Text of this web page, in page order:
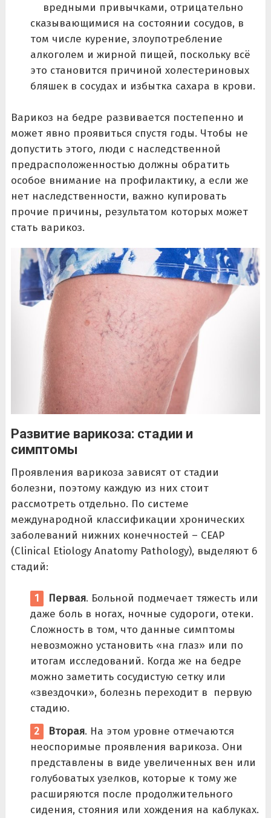
вредными привычками, отрицательно
сказывающимися на состоянии сосудов, в
том числе курение, злоупотребление
алкоголем и жирной пищей, поскольку всё
это становится причиной холестериновых
бляшек в сосудах и избытка сахара в крови.
Варикоз на бедре развивается постепенно и
может явно проявиться спустя годы. Чтобы не
допустить этого, люди с наследственной
предрасположенностью должны обратить
особое внимание на профилактику, а если же
нет наследственности, важно купировать
прочие причины, результатом которых может
стать варикоз.
Развитие варикоза: стадии и
симптомы
Проявления варикоза зависят от стадии
болезни, поэтому каждую из них стоит
рассмотреть отдельно. По системе
международной классификации хронических
заболеваний нижних конечностей – CEAP
(Clinical Etiology Anatomy Pathology), выделяют 6
стадий:
Первая. Больной подмечает тяжесть или
даже боль в ногах, ночные судороги, отеки.
Сложность в том, что данные симптомы
невозможно установить «на глаз» или по
итогам исследований. Когда же на бедре
можно заметить сосудистую сетку или
«звездочки», болезнь переходит в первую
стадию.
Вторая. На этом уровне отмечаются
неоспоримые проявления варикоза. Они
представлены в виде увеличенных вен или
голубоватых узелков, которые к тому же
расширяются после продолжительного
сидения, стояния или хождения на каблуках.